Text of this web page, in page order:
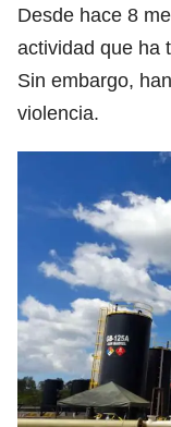
Desde hace 8
actividad que ha
Sin embargo,
violencia.